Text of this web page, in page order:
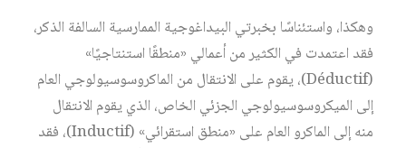
وهكذا، واستئناسًا بخبرتي البيداغوجية الممارسية السالفة الذكر،
فقد اعتمدت في الكثير من أعمالي «منطقًا استنتاجيًا»
(Déductif)، يقوم على الانتقال من الماكروسوسيولوجي العام
إلى الميكروسوسيولوجي الجزئي الخاص، الذي يقوم الانتقال
منه إلى الماكرو العام على «منطق استقرائي» (Inductif)، فقد